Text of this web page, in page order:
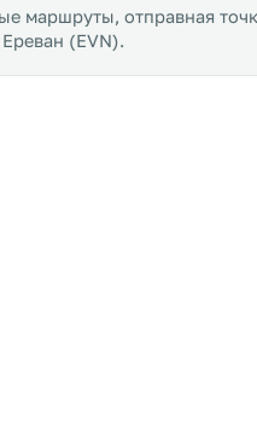
маршруты, отправная
(EVN).